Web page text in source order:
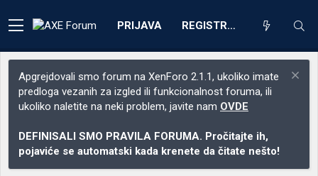
PRIJAVA REGISTRACIJA
Apgrejdovali smo forum na XenForo 2.1.1, ukoliko imate
predloga vezanih za izgled ili funkcionalnost foruma, ili
ukoliko naletite na neki problem, javite nam OVDE
DEFINISALI SMO PRAVILA FORUMA. Pročitajte ih,
pojaviće se automatski kada krenete da čitate nešto!